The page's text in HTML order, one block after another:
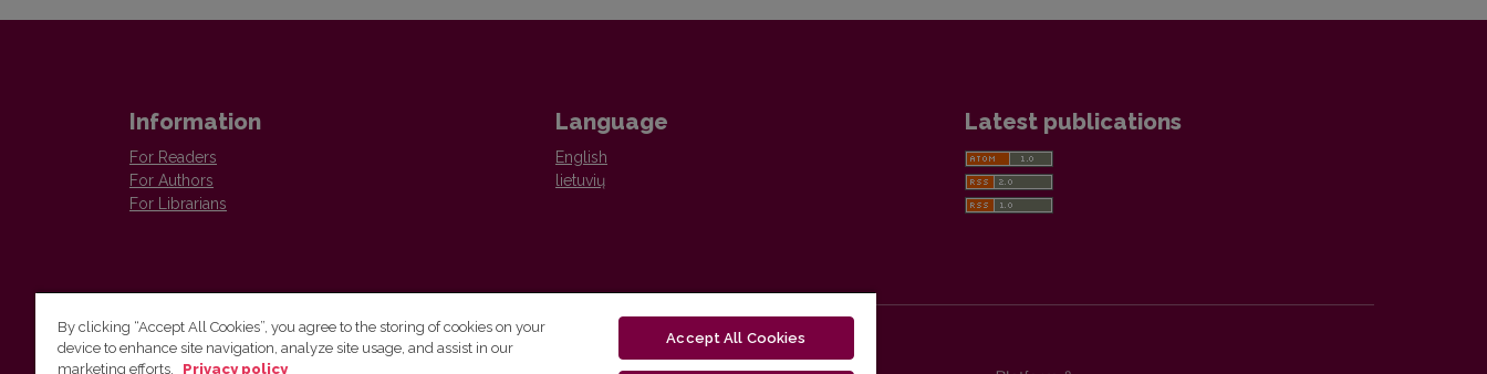
Information
For Readers
For Authors
For Librarians
Language
English
lietuvių
Latest publications
Vilnius University Press
By clicking “Accept All Cookies”, you agree to the storing of cookies on your
device to enhance site navigation, analyze site usage, and assist in our
marketing efforts.
Privacy policy
Accept All Cookies